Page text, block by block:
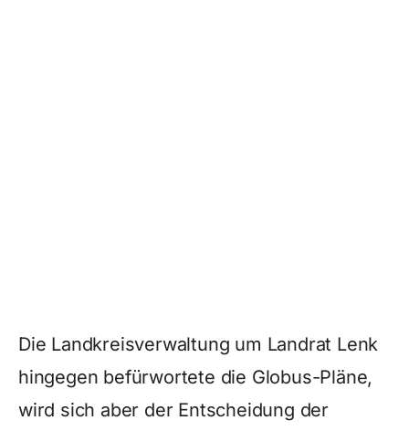
Die Landkreisverwaltung um Landrat Lenk
hingegen befürwortete die Globus-Pläne,
wird sich aber der Entscheidung der